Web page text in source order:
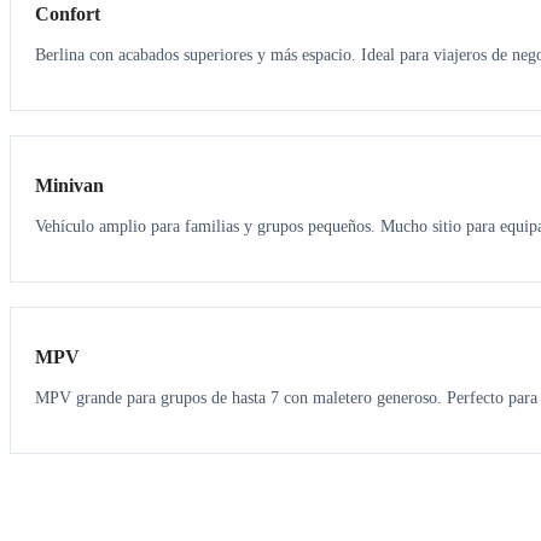
Confort
Berlina con acabados superiores y más espacio. Ideal para viajeros de
6 5
Minivan
Vehículo amplio para familias y grupos pequeños. Mucho sitio para
7 7
MPV
MPV grande para grupos de hasta 7 con maletero generoso. Perfecto